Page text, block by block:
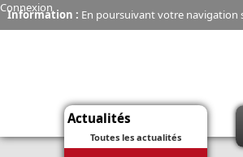
Information : En poursuivant votre navigation
Connexion
Actualités
Toutes les actualités